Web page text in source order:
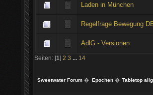
Laden in München
Regelfrage Bewegung
AdlG - Versionen
Seiten: [1] 2 3 14
Sweetwater Forum � Epochen� Tabletop